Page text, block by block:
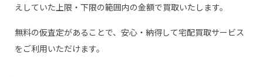
えしていた上限・下限の範囲内の金額で買取いたします。
無料の仮査定があることで、安心・納得して宅配買取サービス
をご利用いただけます。